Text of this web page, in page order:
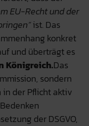
EU-Recht und der
ist. Das
konkret
und überträgt es
Königreich.Das
sondern
in der Pflicht aktiv
der DSGVO,